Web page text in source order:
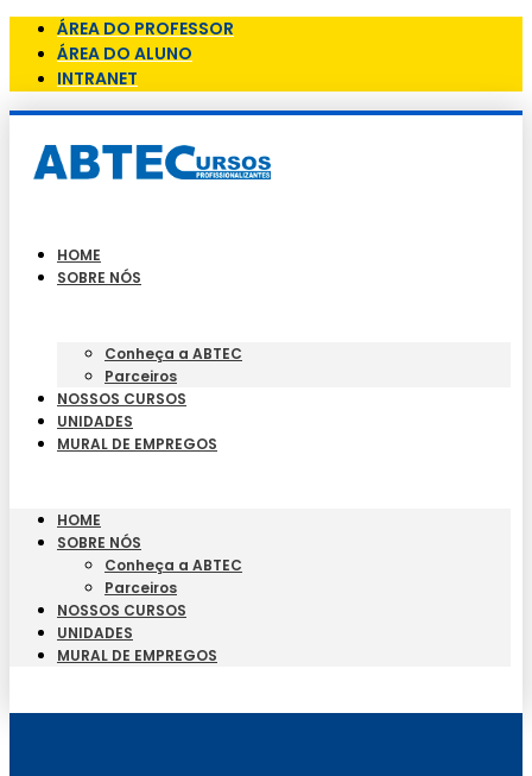
ÁREA DO PROFESSOR
ÁREA DO ALUNO
INTRANET
HOME
SOBRE NÓS
Conheça a ABTEC
Parceiros
NOSSOS CURSOS
UNIDADES
MURAL DE EMPREGOS
HOME
SOBRE NÓS
Conheça a ABTEC
Parceiros
NOSSOS CURSOS
UNIDADES
MURAL DE EMPREGOS